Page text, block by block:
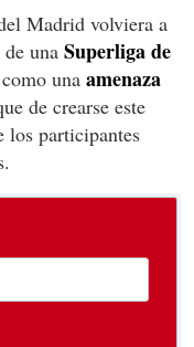
Madrid volviera a
una Superliga de
una amenaza
de crearse este
los participantes